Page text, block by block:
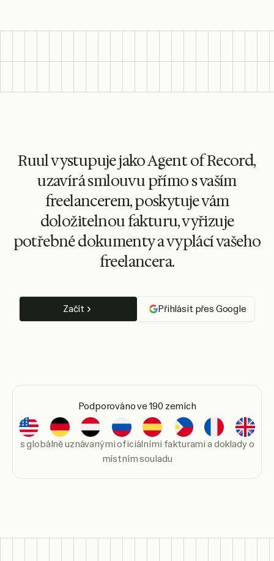
Ruul vystupuje jako Agent of Record,
uzavírá smlouvu přímo s vaším
freelancerem, poskytuje vám
doložitelnou fakturu, vyřizuje
potřebné dokumenty a vyplácí vašeho
freelancera.
Začít Přihlásit přes Google
Podporováno ve 190 zemích
s globálně uznávanými oficiálními fakturami a doklady o
místním souladu